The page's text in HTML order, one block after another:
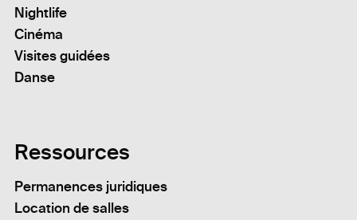
Nightlife
Cinéma
Visites guidées
Danse
Ressources
Permanences juridiques
Location de salles